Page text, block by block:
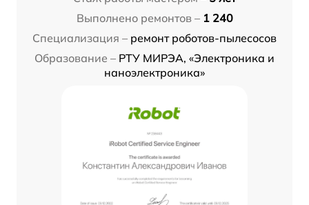
Выполнено ремонтов – 1 240
Специализация – ремонт роботов-пылесосов
Образование – РТУ МИРЭА, «Электроника и
наноэлектроника»